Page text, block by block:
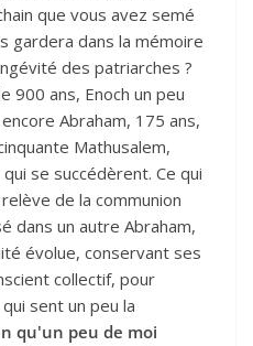
que vous avez semé
gardera dans la mémoire
des patriarches ?
900 ans, Enoch un peu
Abraham, 175 ans,
Mathusalem,
se succédèrent. Ce qui
de la communion
dans un autre Abraham,
évolue, conservant ses
collectif, pour
sent un peu la
qu'un peu de moi